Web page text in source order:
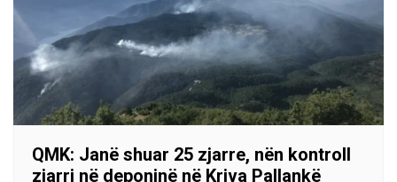
QMK: Janë shuar 25 zjarre, nën kontroll
zjarri në deponinë në Kriva Pallankë